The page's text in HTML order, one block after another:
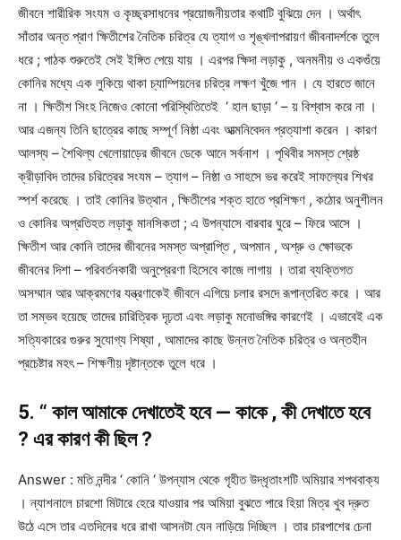
জীবনে শারীরিক সংযম ও কৃচ্ছ্রসাধনের প্রয়োজনীয়তার কথাটি বুঝিয়ে দেন । অর্থাৎ
সাঁতার অন্ত প্রাণ ক্ষিতীশের নৈতিক চরিত্র যে ত্যাগ ও শৃঙ্খলাপরায়ণ জীবনাদর্শকে তুলে
ধরে ; পাঠক শুরুতেই সেই ইঙ্গিত পেয়ে যায় । এরপর ক্ষিদা লড়াকু , অনমনীয় ও একগুঁয়ে
কোনির মধ্যে এক লুকিয়ে থাকা চ্যাম্পিয়নের চরিত্র লক্ষণ খুঁজে পান । যে হারতে জানে
না । ক্ষিতীশ সিংহ নিজেও কোনো পরিস্থিতিতেই ‘ হাল ছাড়া ‘ – য় বিশ্বাস করে না ।
আর এজন্য তিনি ছাত্রের কাছে সম্পূর্ণ নিষ্ঠা এবং আত্মনিবেদন প্রত্যাশা করেন । কারণ
আলস্য – শৈথিল্য খেলোয়াড়ের জীবনে ডেকে আনে সর্বনাশ । পৃথিবীর সমস্ত শ্রেষ্ঠ
ক্রীড়াবিদ তাদের চরিত্রের সংযম – ত্যাগ – নিষ্ঠা ও সাহসে ভর করেই সাফল্যের শিখর
স্পর্শ করেছে । তাই কোনির উত্থান , ক্ষিতীশের শক্ত হাতে প্রশিক্ষণ , কঠোর অনুশীলন
ও কোনির অপ্রতিহত লড়াকু মানসিকতা ; এ উপন্যাসে বারবার ঘুরে – ফিরে আসে ।
ক্ষিতীশ আর কোনি তাদের জীবনের সমস্ত অপ্রাপ্তি , অপমান , অশ্রু ও ক্ষোভকে
জীবনের দিশা – পরিবর্তনকারী অনুপ্রেরণা হিসেবে কাজে লাগায় । তারা ব্যক্তিগত
অসম্মান আর আক্রমণের যন্ত্রণাকেই জীবনে এগিয়ে চলার রসদে রূপান্তরিত করে । আর
তা সম্ভব হয়েছে তাদের চারিত্রিক দৃঢ়তা এবং লড়াকু মনোভঙ্গির কারণেই । এভাবেই এক
সত্যিকারের গুরুর সুযোগ্য শিষ্যা , আমাদের কাছে উন্নত নৈতিক চরিত্র ও অন্তহীন
প্রচেষ্টার মহৎ – শিক্ষণীয় দৃষ্টান্তকে তুলে ধরে ।
5. “ কাল আমাকে দেখাতেই হবে — কাকে , কী দেখাতে হবে
? এর কারণ কী ছিল ?
Answer : মতি নন্দীর ‘ কোনি ‘ উপন্যাস থেকে গৃহীত উদ্ধৃতাংশটি অমিয়ার শপথবাক্য
। ন্যাশনালে চারশো মিটারে হেরে যাওয়ার পর অমিয়া বুঝতে পারে হিয়া মিত্র খুব দ্রুত
উঠে এসে তার এতদিনের ধরে রাখা আসনটা যেন নাড়িয়ে দিচ্ছিল । তার চারপাশের চেনা